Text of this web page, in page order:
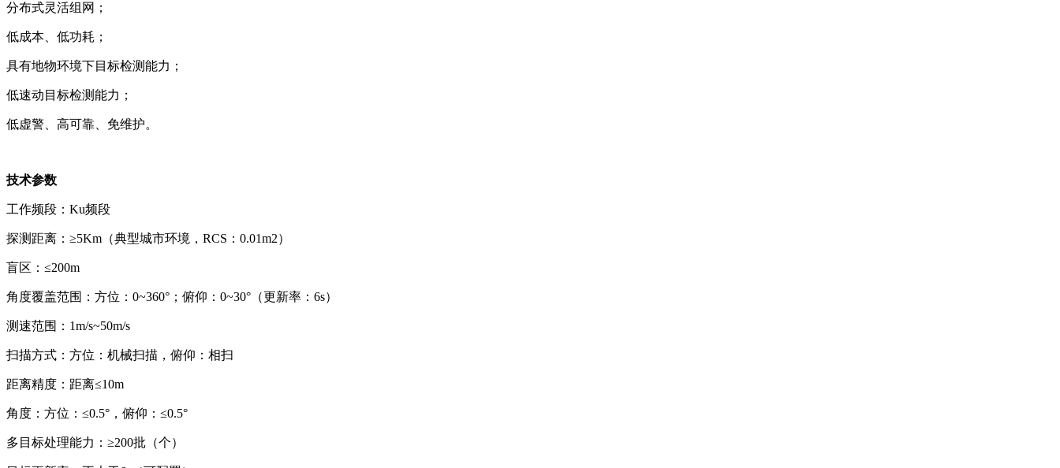
分布式灵活组网；
低成本、低功耗；
具有地物环境下目标检测能力；
低速动目标检测能力；
低虚警、高可靠、免维护。
技术参数
工作频段：Ku频段
探测距离：≥5Km（典型城市环境，RCS：0.01m2）
盲区：≤200m
角度覆盖范围：方位：0~360°；俯仰：0~30°（更新率：6s）
测速范围：1m/s~50m/s
扫描方式：方位：机械扫描，俯仰：相扫
距离精度：距离≤10m
角度：方位：≤0.5°，俯仰：≤0.5°
多目标处理能力：≥200批（个）